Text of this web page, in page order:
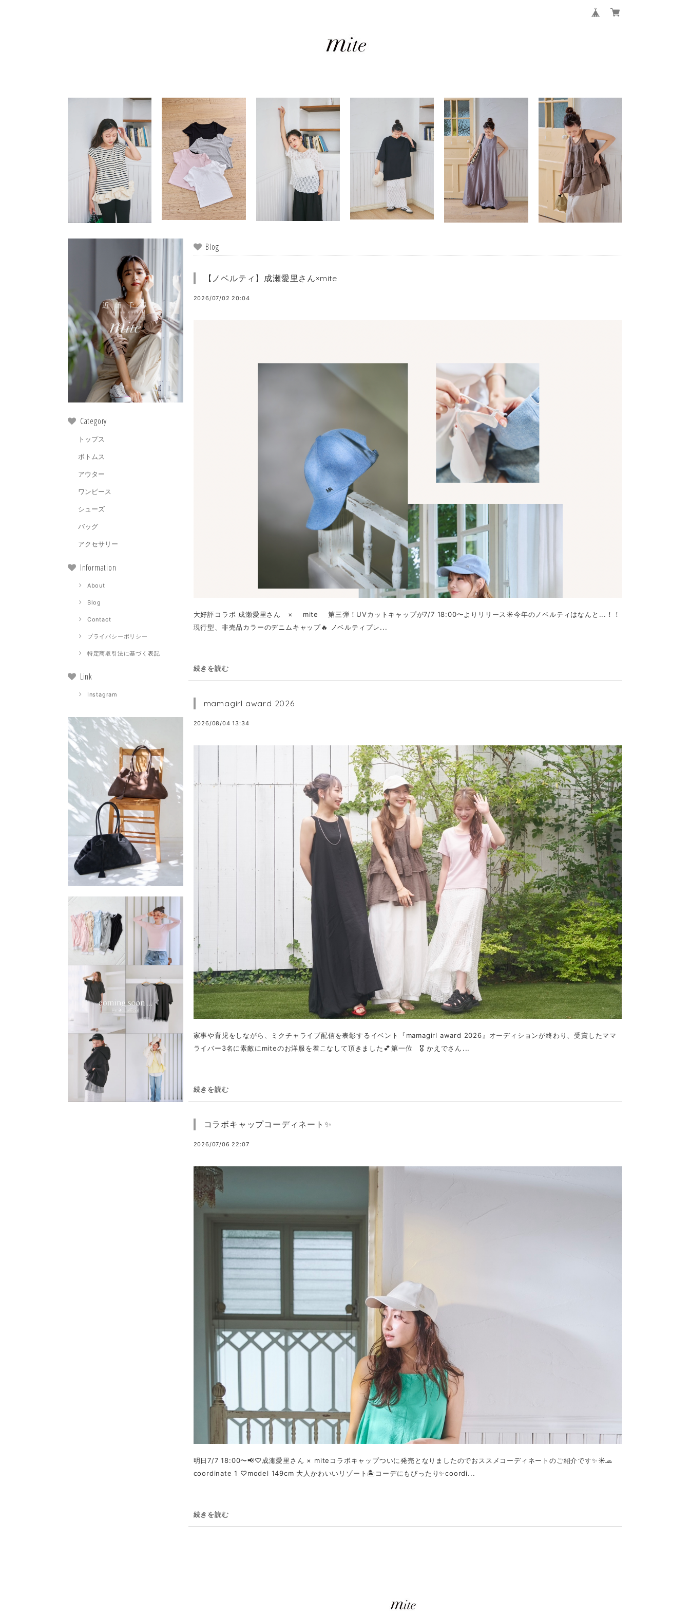
Category
トップス
ボトムス
アウター
ワンピース
シューズ
バッグ
アクセサリー
Information
About
Blog
Contact
プライバシーポリシー
特定商取引法に基づく表記
Link
Instagram
Blog
【ノベルティ】成瀬愛里さん×mite
2026/07/02 20:04
大好評コラボ 成瀬愛里さん × mite 第三弾！UVカットキャップが7/7 18:00〜よりリリース☀️今年のノベルティはなんと...！！
現行型、非売品カラーのデニムキャップ🔥 ノベルティプレ...
続きを読む
mamagirl award 2026
2026/08/04 13:34
家事や育児をしながら、ミクチャライブ配信を表彰するイベント『mamagirl award 2026』オーディションが終わり、受賞したママ
ライバー3名に素敵にmiteのお洋服を着こなして頂きました💕⁡⁡第一位 🎖️ かえでさん⁡...
続きを読む
コラボキャップコーディネート✨
2026/07/06 22:07
明日7/7 18:00〜📢♡成瀬愛里さん × miteコラボキャップついに発売となりましたのでおススメコーディネートのご紹介です✨☀️🧢
coordinate 1 ♡model 149cm 大人かわいいリゾート🏝️コーデにもぴったり✨coordi...
続きを読む